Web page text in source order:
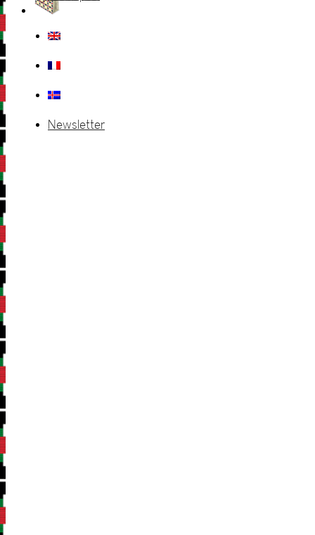
Newsletter